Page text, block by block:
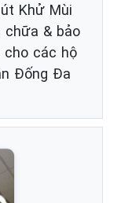
Khử Mùi
chữa & bảo
cho các hộ
Đống Đa